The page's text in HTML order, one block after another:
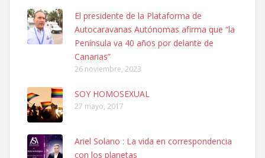
SHIBA PERDIDO AVDA JOSE MESA Y LOPEZ
PERRO MACHO RAZA SHIBA CON MICROCHIP PERDIDO HOY
06/07/2025 ZONA MESA Y LOPEZ. ES MUY ASUSTADIZO
Leales.org » Gran Canaria | 6.7.2025
El presidente de la Plataforma de
Autocaravanas Autónomas afirma que “la
Península va 40 años por delante de
Canarias”
26 noviembre, 2023
SOY HOMOSEXUAL
27 mayo, 2017
Ariel Solano : La vida en correspondencia
con los planetas